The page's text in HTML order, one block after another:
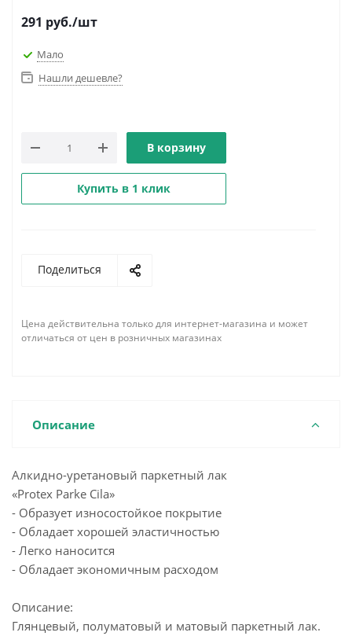
291 руб./шт
Мало
Нашли дешевле?
В корзину
Купить в 1 клик
Поделиться
Цена действительна только для интернет-магазина и может
отличаться от цен в розничных магазинах
Описание
Алкидно-уретановый паркетный лак
«Protex Parke Cila»
- Образует износостойкое покрытие
- Обладает хорошей эластичностью
- Легко наносится
- Обладает экономичным расходом
Описание:
Глянцевый, полуматовый и матовый паркетный лак.